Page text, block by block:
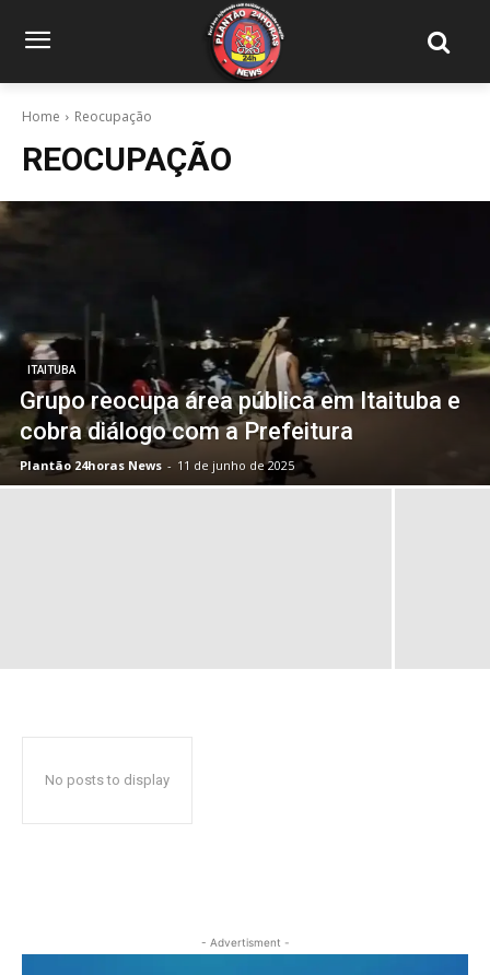
Home Reocupação
REOCUPAÇÃO
ITAITUBA
Grupo reocupa área pública em Itaituba e
cobra diálogo com a Prefeitura
Plantão 24horas News - 11 de junho de 2025
No posts to display
- Advertisment -